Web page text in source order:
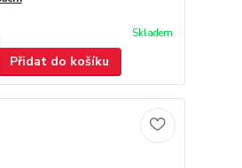
Skladem
Přidat do košíku